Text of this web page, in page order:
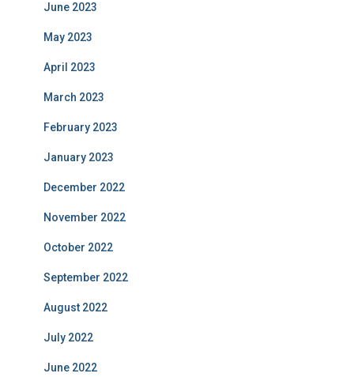
June 2023
May 2023
April 2023
March 2023
February 2023
January 2023
December 2022
November 2022
October 2022
September 2022
August 2022
July 2022
June 2022